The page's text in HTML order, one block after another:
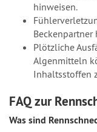
hinweisen.
Beckenpartner
Plötzliche
Algenmitteln
Inhaltsstoffen
FAQ zur
Was sind